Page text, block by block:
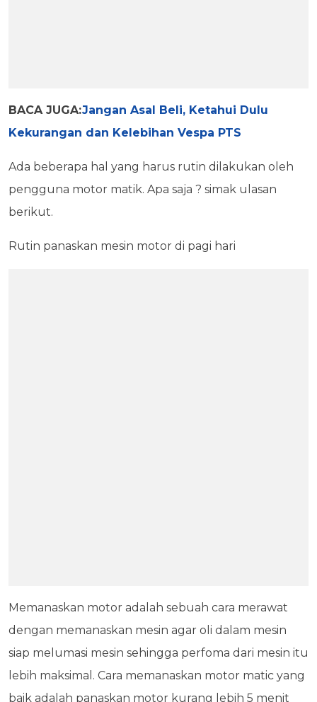
BACA JUGA:Jangan Asal Beli, Ketahui Dulu
Kekurangan dan Kelebihan Vespa PTS
Ada beberapa hal yang harus rutin dilakukan oleh
pengguna motor matik. Apa saja ? simak ulasan
berikut.
Rutin panaskan mesin motor di pagi hari
Memanaskan motor adalah sebuah cara merawat
dengan memanaskan mesin agar oli dalam mesin
siap melumasi mesin sehingga perfoma dari mesin itu
lebih maksimal. Cara memanaskan motor matic yang
baik adalah panaskan motor kurang lebih 5 menit